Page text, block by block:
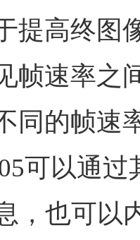
提高终图
帧速率之
同的帧速
可以通过
，也可以